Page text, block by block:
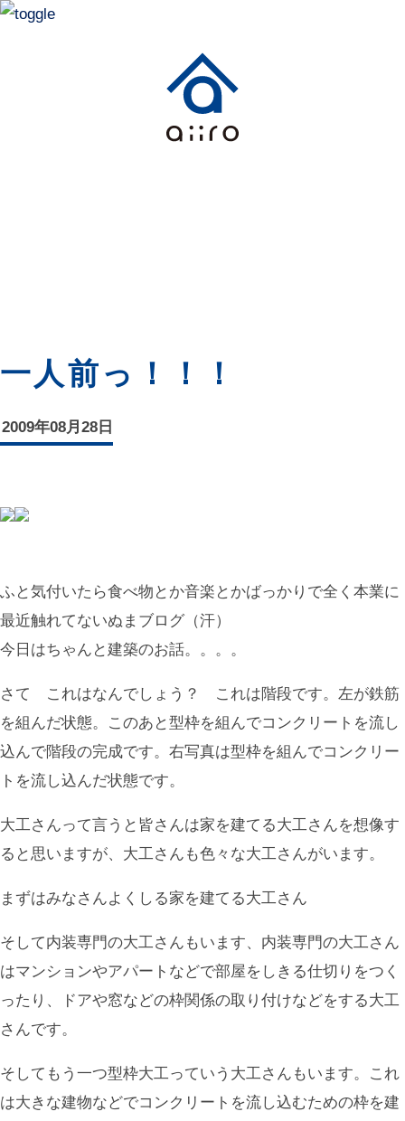
一人前っ！！！
2009年08月28日
ふと気付いたら食べ物とか音楽とかばっかりで全く本業に
最近触れてないぬまブログ（汗）
今日はちゃんと建築のお話。。。。
さて これはなんでしょう？ これは階段です。左が鉄筋
を組んだ状態。このあと型枠を組んでコンクリートを流し
込んで階段の完成です。右写真は型枠を組んでコンクリー
トを流し込んだ状態です。
大工さんって言うと皆さんは家を建てる大工さんを想像す
ると思いますが、大工さんも色々な大工さんがいます。
まずはみなさんよくしる家を建てる大工さん
そして内装専門の大工さんもいます、内装専門の大工さん
はマンションやアパートなどで部屋をしきる仕切りをつく
ったり、ドアや窓などの枠関係の取り付けなどをする大工
さんです。
そしてもう一つ型枠大工っていう大工さんもいます。これ
は大きな建物などでコンクリートを流し込むための枠を建